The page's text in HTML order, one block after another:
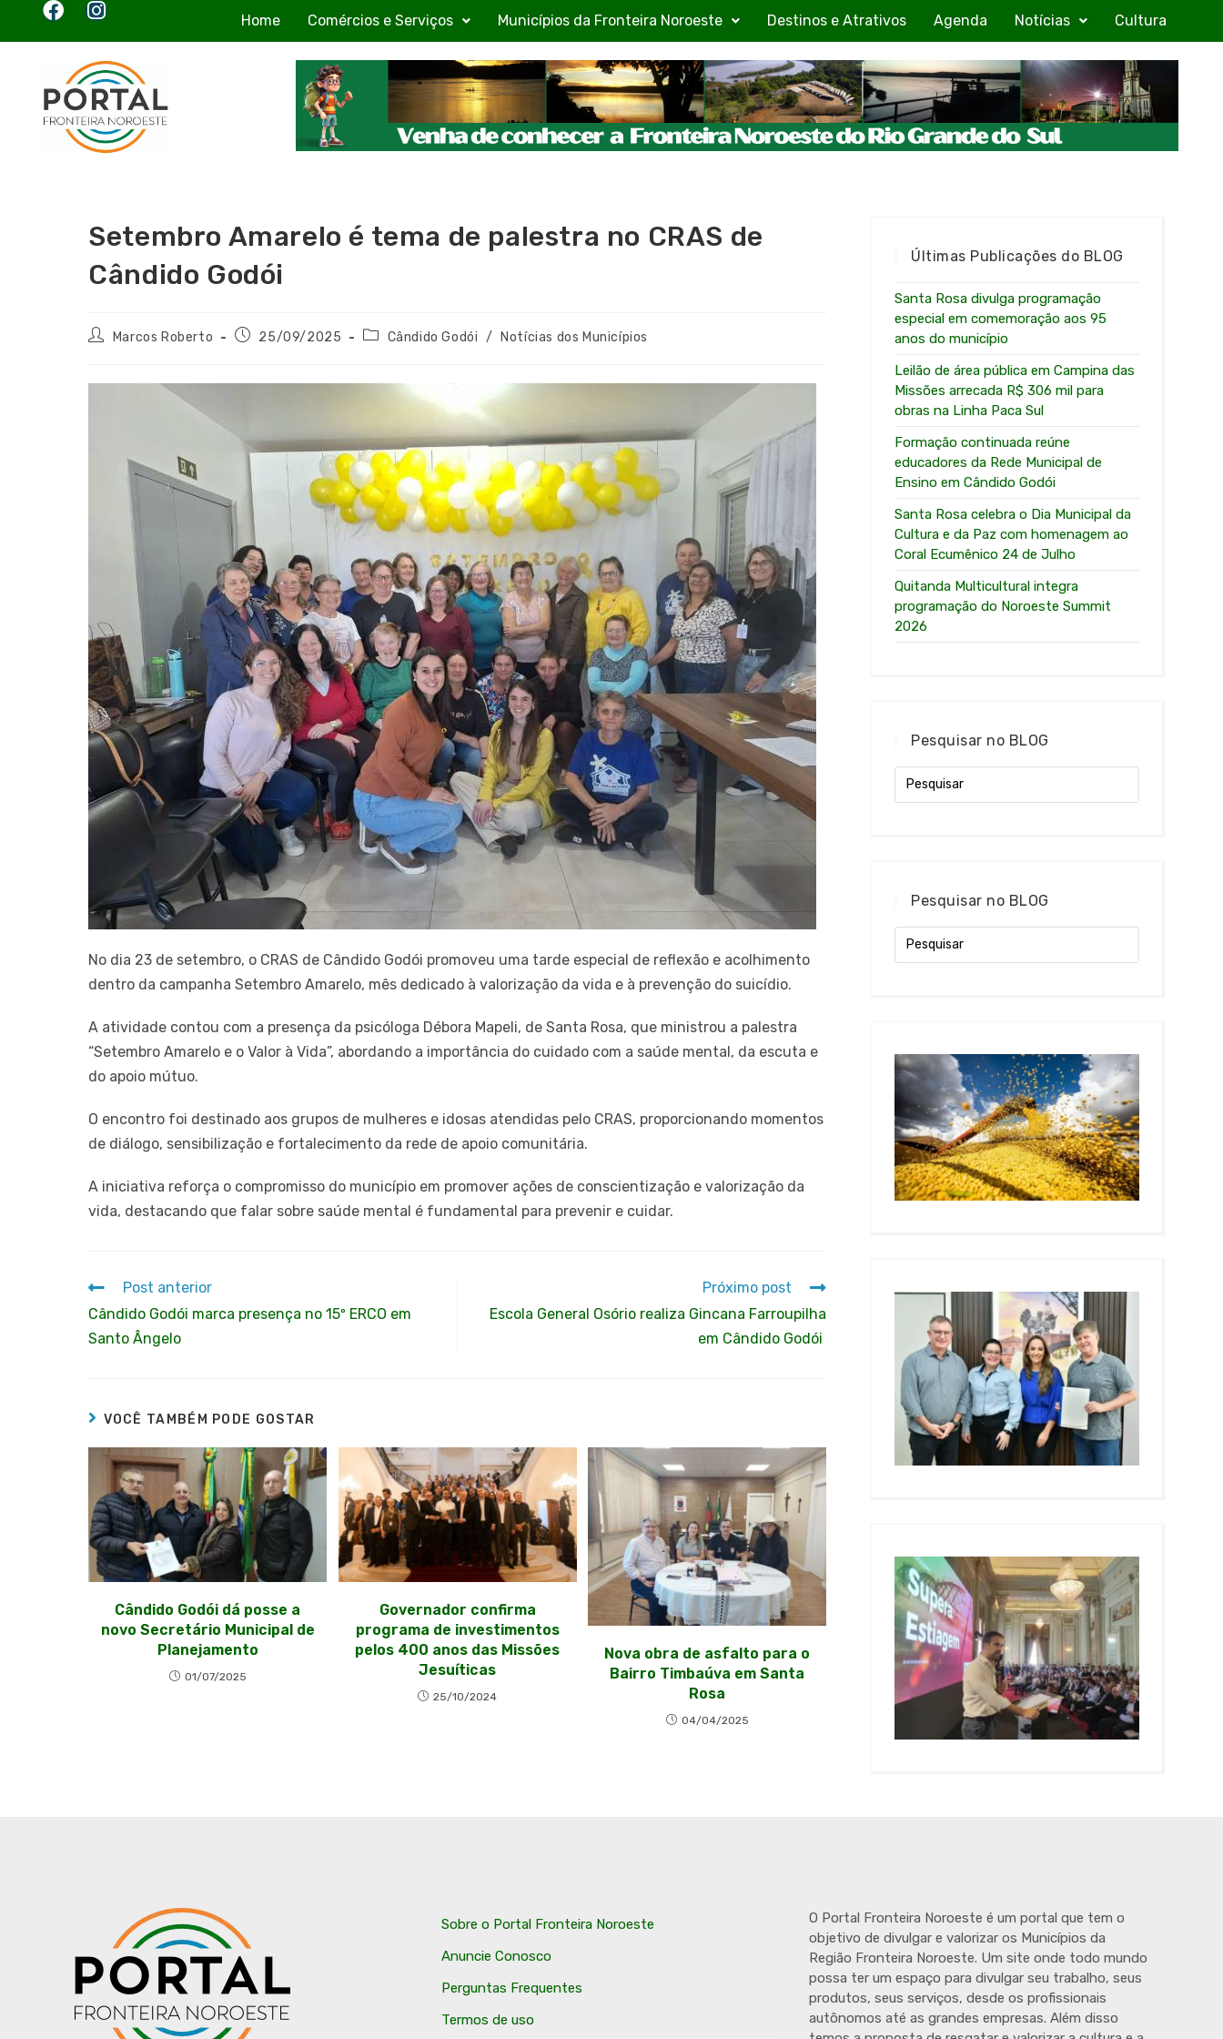
Home Comércios e Serviços Municípios da Fronteira Noroeste Destinos e Atrativos Agenda Notícias Cultura
Setembro Amarelo é tema de palestra no CRAS de
Cândido Godói
Marcos Roberto 25/09/2025 Cândido Godói / Notícias dos Municípios
No dia 23 de setembro, o CRAS de Cândido Godói promoveu uma tarde especial de reflexão e acolhimento
dentro da campanha Setembro Amarelo, mês dedicado à valorização da vida e à prevenção do suicídio.
A atividade contou com a presença da psicóloga Débora Mapeli, de Santa Rosa, que ministrou a palestra
“Setembro Amarelo e o Valor à Vida”, abordando a importância do cuidado com a saúde mental, da escuta e
do apoio mútuo.
O encontro foi destinado aos grupos de mulheres e idosas atendidas pelo CRAS, proporcionando momentos
de diálogo, sensibilização e fortalecimento da rede de apoio comunitária.
A iniciativa reforça o compromisso do município em promover ações de conscientização e valorização da
vida, destacando que falar sobre saúde mental é fundamental para prevenir e cuidar.
Post anterior
Cândido Godói marca presença no 15º ERCO em
Santo Ângelo
Próximo post
Escola General Osório realiza Gincana Farroupilha
em Cândido Godói
VOCÊ TAMBÉM PODE GOSTAR
Cândido Godói dá posse a
novo Secretário Municipal de
Planejamento
01/07/2025
Governador confirma
programa de investimentos
pelos 400 anos das Missões
Jesuíticas
25/10/2024
Nova obra de asfalto para o
Bairro Timbaúva em Santa
Rosa
04/04/2025
Últimas Publicações do BLOG
Santa Rosa divulga programação
especial em comemoração aos 95
anos do município
Leilão de área pública em Campina das
Missões arrecada R$ 306 mil para
obras na Linha Paca Sul
Formação continuada reúne
educadores da Rede Municipal de
Ensino em Cândido Godói
Santa Rosa celebra o Dia Municipal da
Cultura e da Paz com homenagem ao
Coral Ecumênico 24 de Julho
Quitanda Multicultural integra
programação do Noroeste Summit
2026
Pesquisar no BLOG
Pesquisar no BLOG
Sobre o Portal Fronteira Noroeste
Anuncie Conosco
Perguntas Frequentes
Termos de uso
O Portal Fronteira Noroeste é um portal que tem o
objetivo de divulgar e valorizar os Municípios da
Região Fronteira Noroeste. Um site onde todo mundo
possa ter um espaço para divulgar seu trabalho, seus
produtos, seus serviços, desde os profissionais
autônomos até as grandes empresas. Além disso